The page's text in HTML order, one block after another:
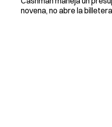
novena, no abre la